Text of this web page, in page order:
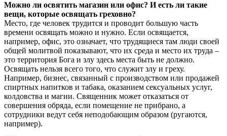
Можно ли освятить магазин или офис? И есть ли такие
вещи, которые освящать греховно?
Место, где человек трудится и проводит большую часть
времени освящать можно и нужно. Если освящается,
например, офис, это означает, что трудящиеся там люди своей
общей молитвой показывают, что их среда и место их труда –
это территория Бога и злу здесь места быть не должно.
Освящать нельзя всего того, что служит злу и греху.
Например, бизнес, связанный с производством или продажей
спиртных напитков и табака, оказанием сексуальных услуг,
колдовства и магии. Священник может отказаться от
совершения обряда, если помещение не прибрано, а
сотрудники ведут себя неподобающим образом (ругаются,
например).